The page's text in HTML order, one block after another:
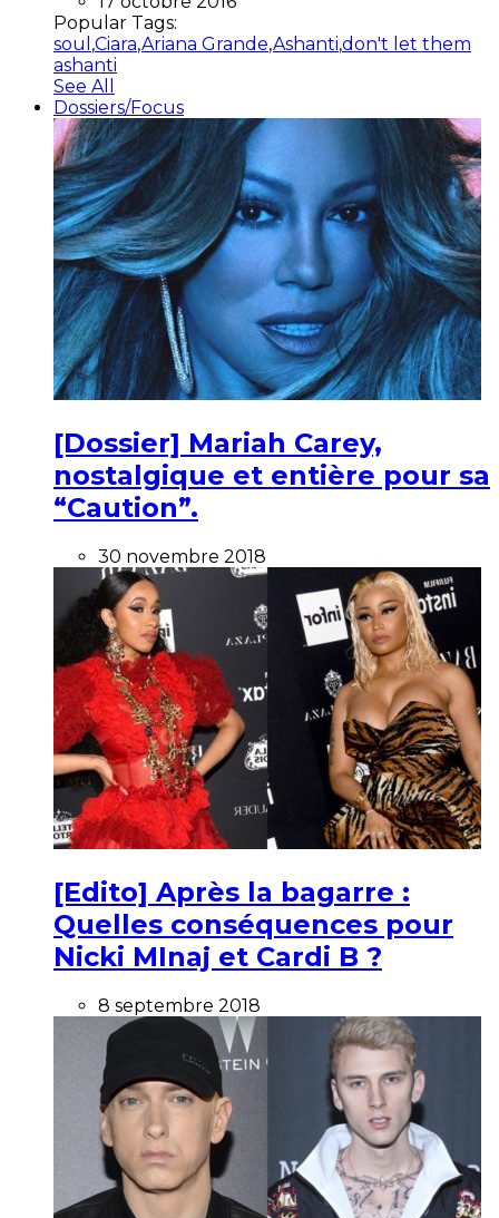
Popular Tags:
soul ,Ciara,Ariana Grande,Ashanti,don't let them
ashanti
See All
Dossiers/Focus
[Dossier] Mariah Carey,
nostalgique et entière pour sa
“Caution”.
30 novembre 2018
[Edito] Après la bagarre :
Quelles conséquences pour
Nicki MInaj et Cardi B ?
8 septembre 2018